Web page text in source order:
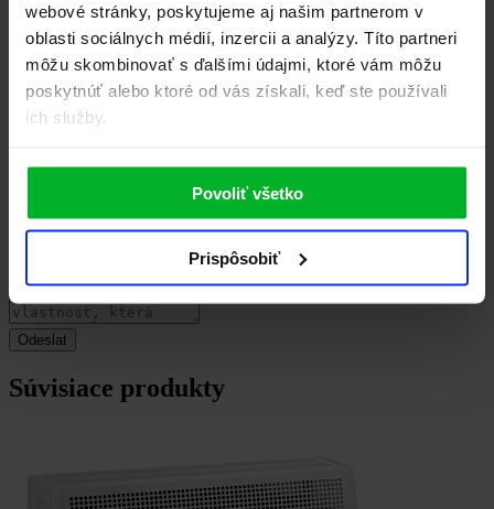
webové stránky, poskytujeme aj našim partnerom v
oblasti sociálnych médií, inzercii a analýzy. Títo partneri
môžu skombinovať s ďalšími údajmi, ktoré vám môžu
poskytnúť alebo ktoré od vás získali, keď ste používali
ich služby.
Povoliť všetko
Prispôsobiť
Uživatelská recenze
Súvisiace produkty